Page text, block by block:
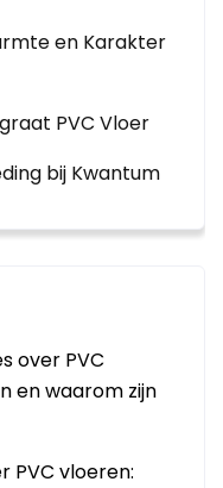
en Karakter
PVC Vloer
bij Kwantum
over PVC
en waarom zijn
PVC vloeren: